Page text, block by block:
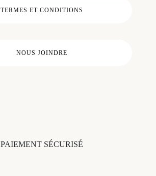
TERMES ET CONDITIONS
NOUS JOINDRE
PAIEMENT SÉCURISÉ